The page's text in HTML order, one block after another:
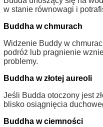
w stanie równowagi i
Buddha w chmurach
Widzenie Buddy w
podróż lub pragnienie
problemy.
Buddha w złotej aureoli
Jeśli Budda otoczony jest
blisko osiągnięcia
Buddha w ciemności